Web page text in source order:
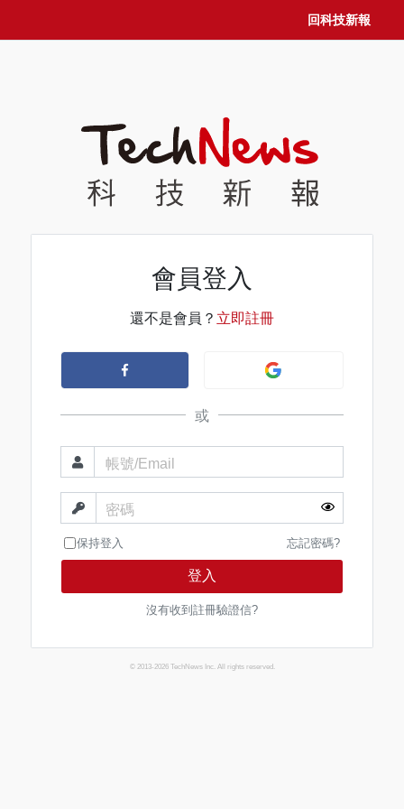
回科技新報
會員登入
還不是會員？ 立即註冊
或
帳號/Email
密碼
保持登入 忘記密碼?
登入
沒有收到註冊驗證信?
© 2013-2026 TechNews Inc. All rights reserved.